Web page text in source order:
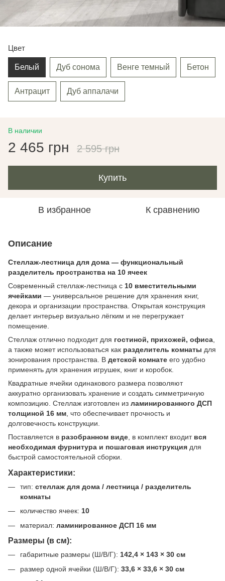
Цвет
Белый Дуб сонома Венге темный Бетон
Антрацит Дуб аппалачи
В наличии
2 465 грн 2 595 грн
Купить
В избранное К сравнению
Описание
Стеллаж-лестница для дома — функциональный
разделитель пространства на 10 ячеек
Современный стеллаж-лестница с 10 вместительными
ячейками — универсальное решение для хранения книг,
декора и организации пространства. Открытая конструкция
делает интерьер визуально лёгким и не перегружает
помещение.
Стеллаж отлично подходит для гостиной, прихожей, офиса
а также может использоваться как разделитель комнаты для
зонирования пространства. В детской комнате его удобно
применять для хранения игрушек, книг и коробок.
Квадратные ячейки одинакового размера позволяют
аккуратно организовать хранение и создать симметричную
композицию. Стеллаж изготовлен из ламинированного ДСП
толщиной 16 мм , что обеспечивает прочность и
долговечность конструкции.
Поставляется в разобранном виде , в комплект входит вся
необходимая фурнитура и пошаговая инструкция для
быстрой самостоятельной сборки.
Характеристики:
тип: стеллаж для дома / лестница / разделитель
комнаты
количество ячеек: 10
материал: ламинированное ДСП 16 мм
Размеры (в см):
габаритные размеры (Ш/В/Г): 142,4 × 143 × 30 см
размер одной ячейки (Ш/В/Г): 33,6 × 33,6 × 30 см